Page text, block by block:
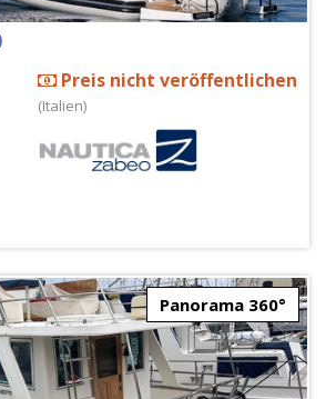
Preis nicht veröffentlichen
(Italien)
Panorama 360°